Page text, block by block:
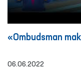
«Ombudsman
06.06.2022